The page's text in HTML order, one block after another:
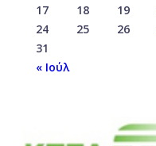
17
18 19
24
25 26
31
« Ιούλ